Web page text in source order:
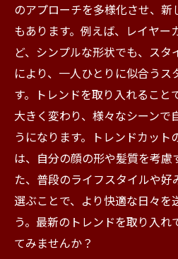
のアプローチを多様化させ、
もあります。例えば、レイヤー
ど、シンプルな形状でも、ス
により、一人ひとりに似合うス
す。トレンドを取り入れること
大きく変わり、様々なシーンで
うになります。トレンドカット
は、自分の顔の形や髪質を考慮
た、普段のライフスタイルや好
選ぶことで、より快適な日々を
う。最新のトレンドを取り入れ
てみませんか？